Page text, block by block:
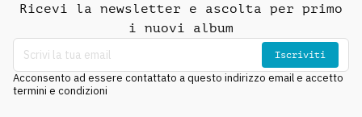
Ricevi la newsletter e ascolta per primo
i nuovi album
Iscriviti
Acconsento ad essere contattato a questo indirizzo email e accetto
termini e condizioni